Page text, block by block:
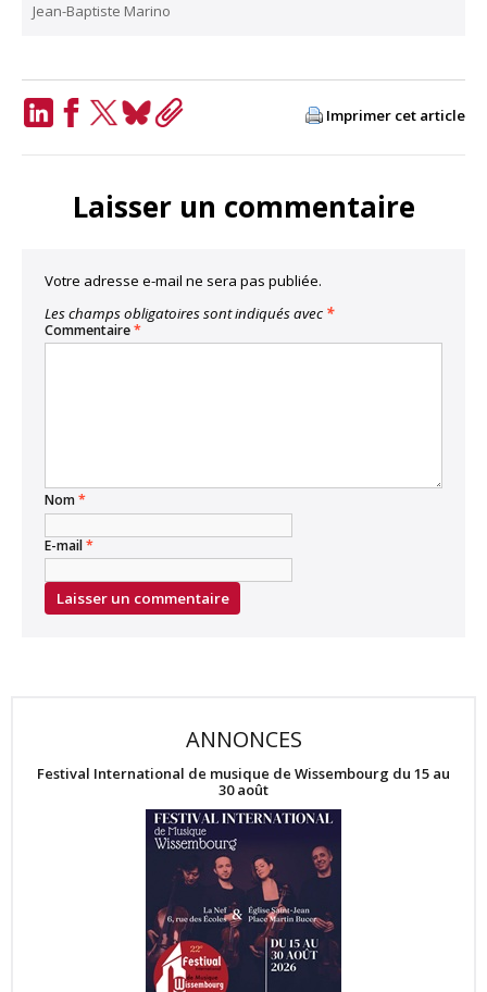
Jean-Baptiste Marino
Imprimer cet article
Laisser un commentaire
Votre adresse e-mail ne sera pas publiée.
Les champs obligatoires sont indiqués avec *
Commentaire*
Nom*
E-mail*
ANNONCES
Festival International de musique de Wissembourg du 15 au
30 août